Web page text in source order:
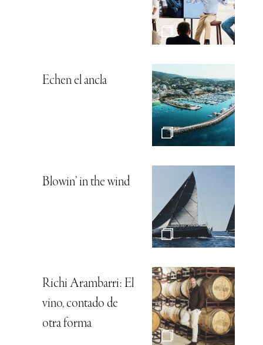
Echen el ancla
Blowin’ in the wind
Richi Arambarri: El
vino, contado de
otra forma